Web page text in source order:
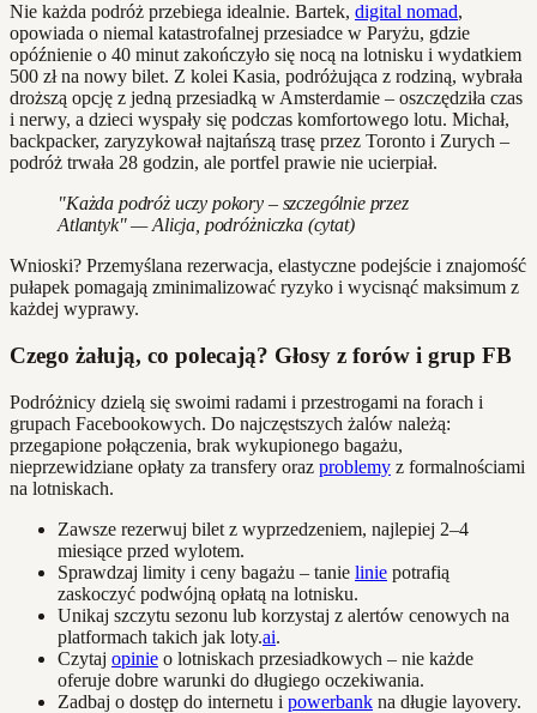
Nie każda podróż przebiega idealnie. Bartek, digital nomad,
opowiada o niemal katastrofalnej przesiadce w Paryżu, gdzie
opóźnienie o 40 minut zakończyło się nocą na lotnisku i wydatkiem
500 zł na nowy bilet. Z kolei Kasia, podróżująca z rodziną, wybrała
droższą opcję z jedną przesiadką w Amsterdamie – oszczędziła czas
i nerwy, a dzieci wyspały się podczas komfortowego lotu. Michał,
backpacker, zaryzykował najtańszą trasę przez Toronto i Zurych –
podróż trwała 28 godzin, ale portfel prawie nie ucierpiał.
"Każda podróż uczy pokory – szczególnie przez
Atlantyk" — Alicja, podróżniczka (cytat)
Wnioski? Przemyślana rezerwacja, elastyczne podejście i znajomość
pułapek pomagają zminimalizować ryzyko i wycisnąć maksimum z
każdej wyprawy.
Czego żałują, co polecają? Głosy z forów i grup FB
Podróżnicy dzielą się swoimi radami i przestrogami na forach i
grupach Facebookowych. Do najczęstszych żalów należą:
przegapione połączenia, brak wykupionego bagażu,
nieprzewidziane opłaty za transfery oraz problemy z formalnościami
na lotniskach.
Zawsze rezerwuj bilet z wyprzedzeniem, najlepiej 2–4
miesiące przed wylotem.
Sprawdzaj limity i ceny bagażu – tanie linie potrafią
zaskoczyć podwójną opłatą na lotnisku.
Unikaj szczytu sezonu lub korzystaj z alertów cenowych na
platformach takich jak loty.ai.
Czytaj opinie o lotniskach przesiadkowych – nie każde
oferuje dobre warunki do długiego oczekiwania.
Zadbaj o dostęp do internetu i powerbank na długie layovery.